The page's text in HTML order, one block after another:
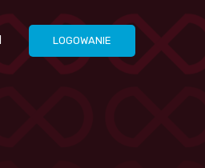
LOGOWANIE